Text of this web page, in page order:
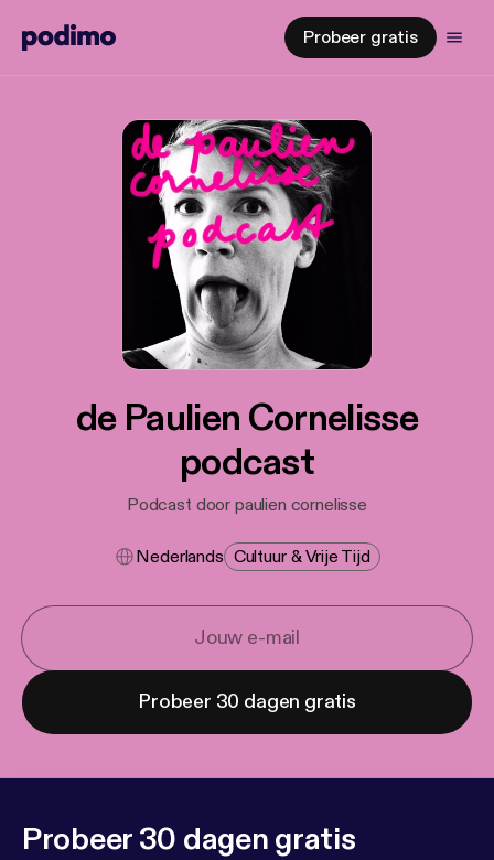
Probeer gratis
de Paulien Cornelisse
podcast
Podcast door paulien cornelisse
Nederlands Cultuur & Vrije Tijd
Probeer 30 dagen gratis
Probeer 30 dagen gratis